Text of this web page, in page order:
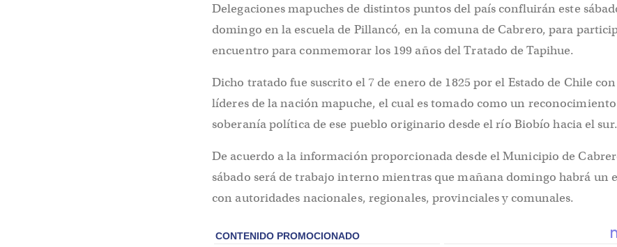
Delegaciones mapuches de distintos puntos del país confluirán este
domingo en la escuela de Pillancó, en la comuna de Cabrero, para
encuentro para conmemorar los 199 años del Tratado de Tapihue.
Dicho tratado fue suscrito el 7 de enero de 1825 por el Estado de Chile
líderes de la nación mapuche, el cual es tomado como un
soberanía política de ese pueblo originario desde el río Biobío hacia el sur.
De acuerdo a la información proporcionada desde el Municipio de
sábado será de trabajo interno mientras que mañana domingo habrá un
con autoridades nacionales, regionales, provinciales y comunales.